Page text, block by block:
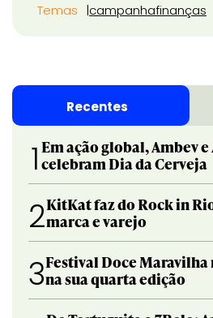
Temas campanhafinanças
Recentes
1 Em ação global, Ambev
celebram Dia da Cerveja
2KitKat faz do Rock in
marca e varejo
3Festival Doce Maravilha
na sua quarta edição